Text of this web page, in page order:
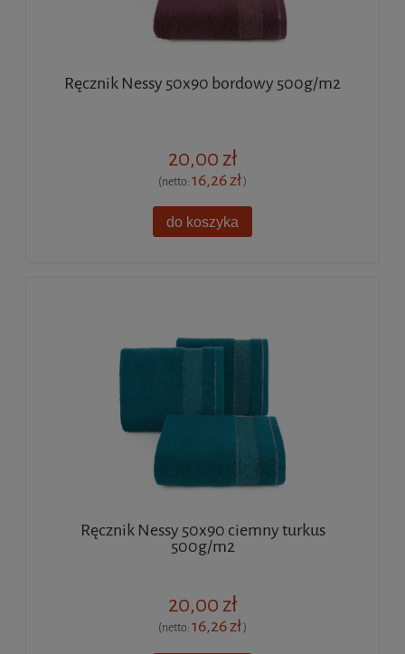
Ręcznik Nessy 50x90 bordowy 500g/m2
20,00 zł
(netto:16,26 zł)
do koszyka
Ręcznik Nessy 50x90 ciemny turkus
500g/m2
20,00 zł
(netto:16,26 zł)